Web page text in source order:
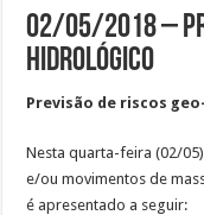
02/05/2018 –
Hidrológico
Previsão de riscos
Nesta quarta-feira (02/
e/ou movimentos de
é apresentado a seguir: